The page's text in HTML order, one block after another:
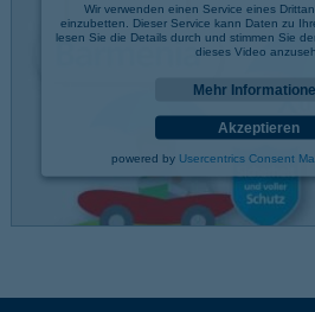
Wir verwenden einen Service eines
einzubetten. Dieser Service kann Daten zu
lesen Sie die Details durch und stimmen Sie
dieses Video
Mehr
Akzeptieren
powered by Usercentrics Consent